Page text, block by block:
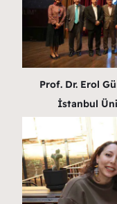
Prof. Dr. Erol
İstanbul